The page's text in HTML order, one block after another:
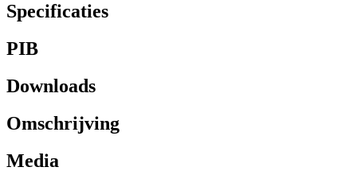
Specificaties
PIB
Downloads
Omschrijving
Media